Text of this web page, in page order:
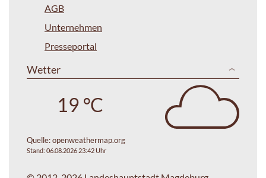
AGB
Unternehmen
Presseportal
Wetter
19 °C
Quelle:openweathermap.org
Stand: 06.08.2026 23:42 Uhr